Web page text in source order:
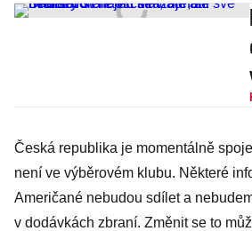
Česká republika je momentálně
není ve výběrovém klubu. Některé
Američané nebudou sdílet a
v dodávkách zbraní. Změnit se to